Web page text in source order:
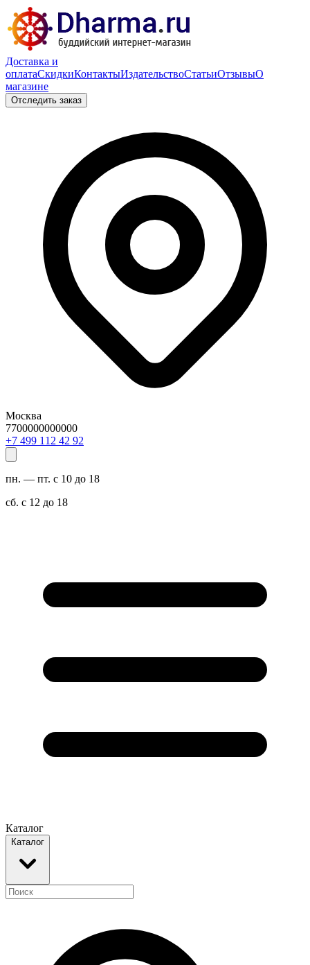
Доставка и
оплатаСкидкиКонтактыИздательствоСтатьиОтзывыО
магазине
Отследить заказ
Москва
7700000000000
29 24 211 994 7+
пн. — пт. с 10 до 18
сб. с 12 до 18
Каталог
Каталог